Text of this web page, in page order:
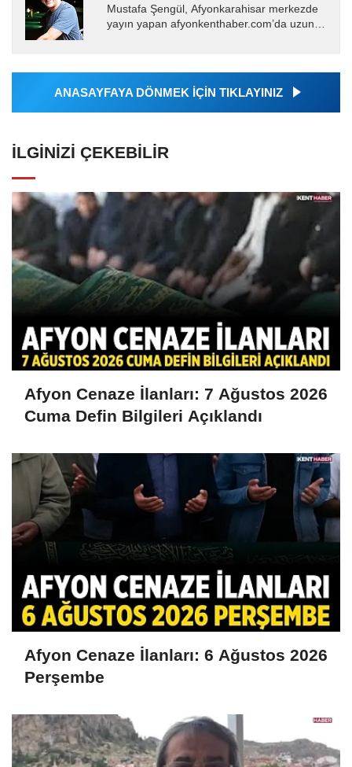
Mustafa Şengül, Afyonkarahisar merkezde
yayın yapan afyonkenthaber.com’da uzun
almakta, haber akışı...
ANASAYFAYA DÖNMEK İÇİN TIKLAYINIZ
İLGINIZI ÇEKEBILIR
Afyon Cenaze İlanları: 7 Ağustos 2026
Cuma Defin Bilgileri Açıklandı
Afyon Cenaze İlanları: 6 Ağustos 2026
Perşembe